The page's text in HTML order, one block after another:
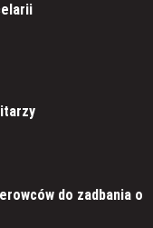
do zadbania o